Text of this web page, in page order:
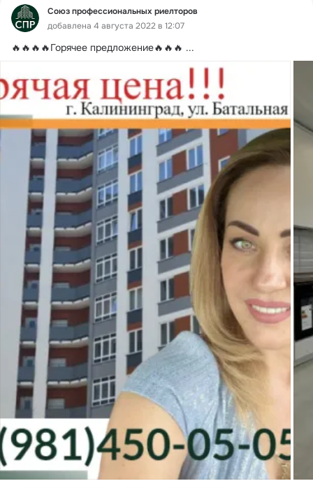
Союз профессиональных риелторов
добавлена 4 августа 2022 в 12:07
🔥🔥🔥🔥Горячее предложение🔥🔥🔥 ...